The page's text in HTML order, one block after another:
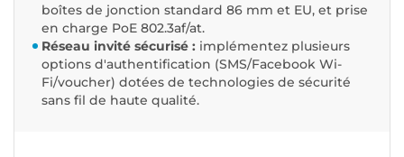
boîtes de jonction standard 86 mm et EU, et prise
en charge PoE 802.3af/at.
Réseau invité sécurisé : implémentez plusieurs
options d'authentification (SMS/Facebook Wi-
Fi/voucher) dotées de technologies de sécurité
sans fil de haute qualité.